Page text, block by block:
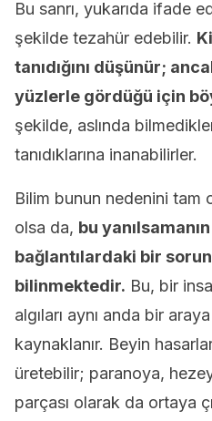
Bu sanrı, yukarıda ifade
şekilde tezahür edebilir.
tanıdığını düşünür;
yüzlerle gördüğü için
şekilde, aslında
tanıdıklarına inanabilirler.
Bilim bunun nedenini tam
olsa da, bu
bağlantılardaki bir
bilinmektedir. Bu, bir
algıları aynı anda bir
kaynaklanır. Beyin
üretebilir; paranoya,
parçası olarak da ortaya